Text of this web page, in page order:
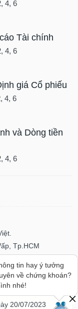
4, 6
Tài chính
4, 6
giá Cổ phiếu
4, 6
và Dòng tiền
4, 6
Tp.HCM
3848 7237
11/2016
11/2017
20/07/2023
tin hay ý tưởng
về chứng khoán?
nhé!